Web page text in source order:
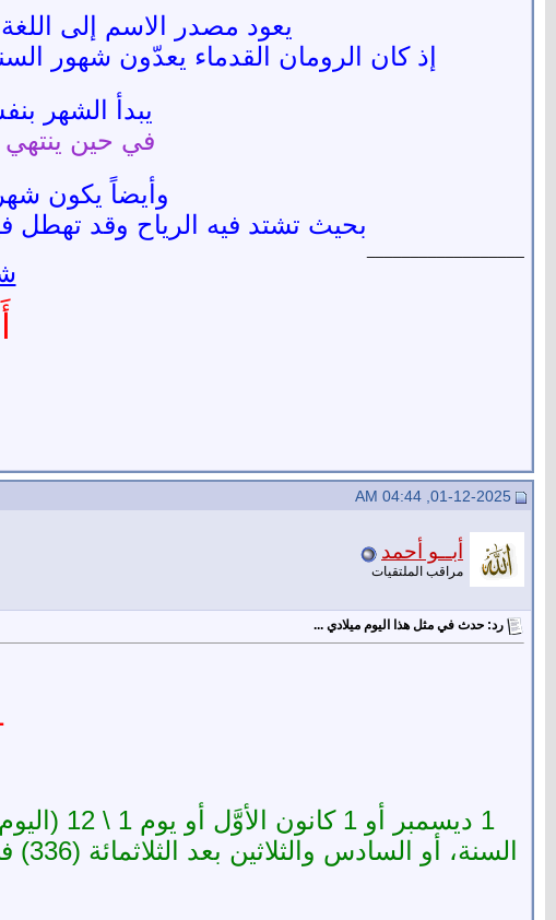
يعود مصدر الاسم إلى اللغة
إذ كان الرومان القدماء يعدّون شهور
يبدأ الشهر
في حين ينتهي الأختلاف في 30
وأيضاً يكون
بحيث تشتد فيه الرياح وقد تهطل
أبــو أحمد
مراقب الملتقيات
رد: حدث في مثل هذا اليوم ميلادي ...